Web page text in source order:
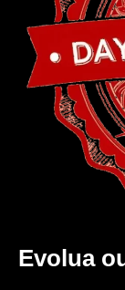
Evolua